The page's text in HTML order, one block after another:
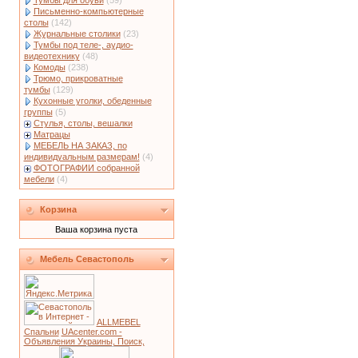
Письменно-компьютерные
столы (142)
Журнальные столики (23)
Тумбы под теле-, аудио-
видеотехнику (48)
Комоды (238)
Трюмо, прикроватные
тумбы (129)
Кухонные уголки, обеденные
группы (5)
Стулья, столы, вешалки
Матрацы
МЕБЕЛЬ НА ЗАКАЗ, по
индивидуальным размерам! (4)
ФОТОГРАФИИ собранной
мебели (4)
Корзина
Ваша корзина пуста
Мебель Севастополь
ALLMEBEL
Спальни UAcenter.com -
Объявления Украины, Поиск,